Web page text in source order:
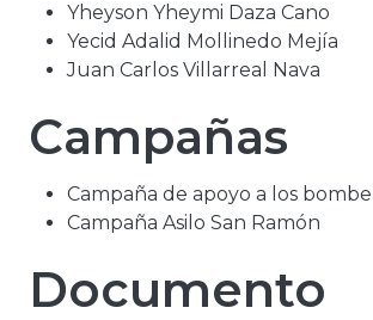
Yheyson Yheymi Daza Cano
Yecid Adalid Mollinedo Mejía
Juan Carlos Villarreal Nava
Campañas
Campaña de apoyo a los
Campaña Asilo San Ramón
Documento